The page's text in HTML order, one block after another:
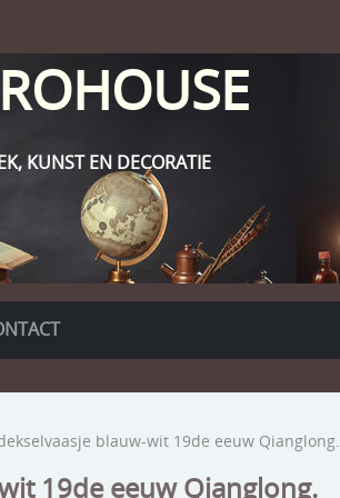
KUNST EN DECORATIE
blauw-wit 19de eeuw Qianglong.
19de eeuw Qianglong.